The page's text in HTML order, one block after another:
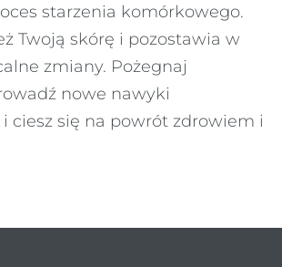
starzenia komórkowego.
Twoją skórę i pozostawia w
zmiany. Pożegnaj
nowe nawyki
ciesz się na powrót zdrowiem i